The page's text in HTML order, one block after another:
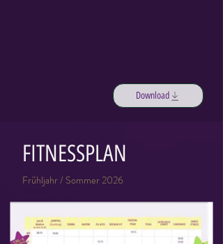
Download
FITNESSPLAN
Frühljahr / Sommer 2026